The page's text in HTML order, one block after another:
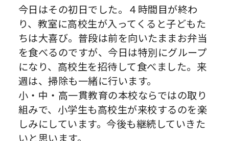
今日はその初日でした。４時間目が終わ
り、教室に高校生が入ってくると子どもた
ちは大喜び。普段は前を向いたままお弁当
を食べるのですが、今日は特別にグループ
になり、高校生を招待して食べました。来
週は、掃除も一緒に行います。
小・中・高一貫教育の本校ならではの取り
組みで、小学生も高校生が来校するのを楽
しみにしています。今後も継続していきた
いと思います。